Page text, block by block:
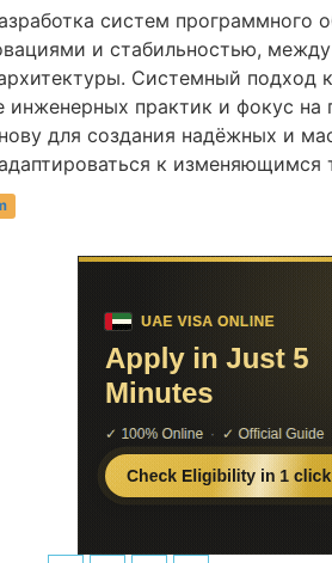
систем программного
и стабильностью,
Системный подход
инженерных практик и фокус на
для создания надёжных и
к изменяющимся